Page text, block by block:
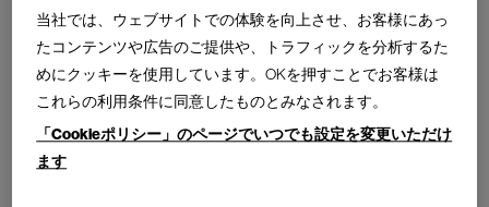
CATALOGUES
PROFESSIONAL
ONLINE STORE お問合せ
375 STAY
ステイ スクリーン/テーブル/コ
ートハンガー
Design :NERI ＆ HU
Cassina | Contemporary Collection
MAKE UP
メイクアップ ドレッサー
Design : IXC R&D
IXC
当社では、ウェブサイトでの体験を向上させ、お客様にあっ
たコンテンツや広告のご提供や、トラフィックを分析するた
めにクッキーを使用しています。OKを押すことでお客様は
これらの利用条件に同意したものとみなされます。
「Cookieポリシー」のページでいつでも設定を変更いただけ
ます